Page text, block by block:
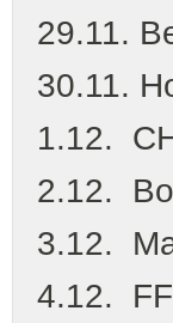
29.11.
30.11.
1.12.
2.12.
3.12.
4.12.